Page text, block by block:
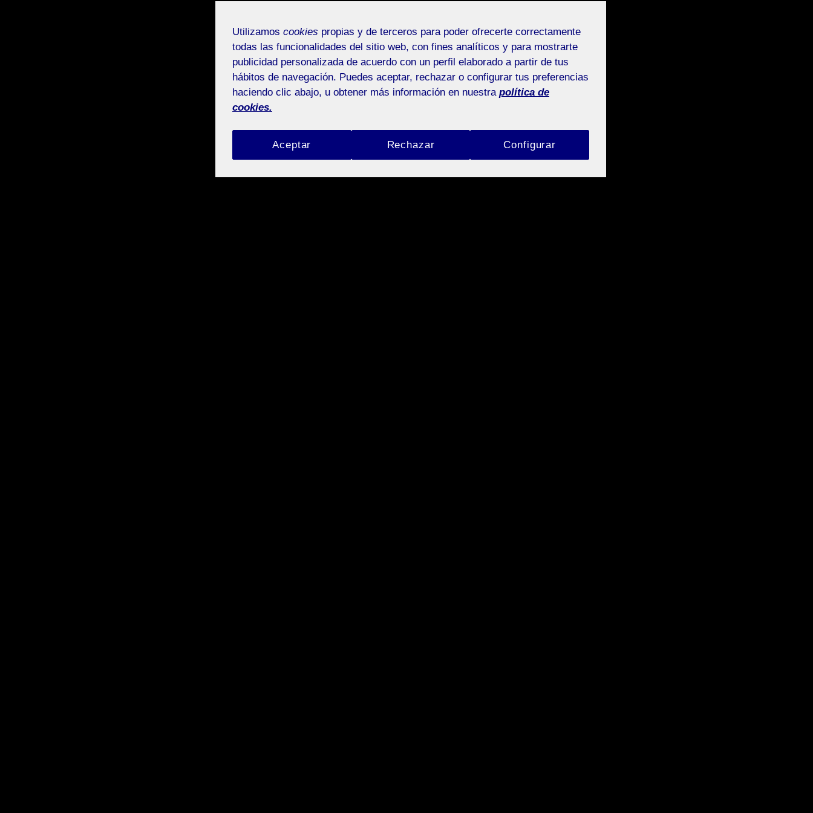
Utilizamos cookies propias y de terceros para poder ofrecerte correctamente
todas las funcionalidades del sitio web, con fines analíticos y para mostrarte
publicidad personalizada de acuerdo con un perfil elaborado a partir de tus
hábitos de navegación. Puedes aceptar, rechazar o configurar tus preferencias
haciendo clic abajo, u obtener más información en nuestra política de
cookies.
Rechazar
Aceptar Configurar